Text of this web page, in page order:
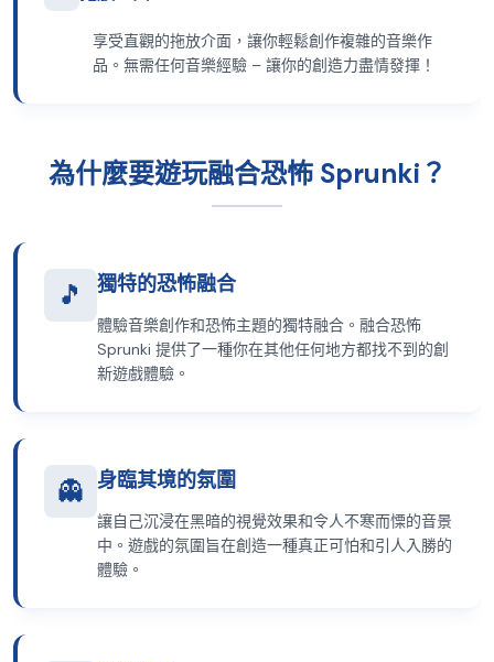
享受直觀的拖放介面，讓你輕鬆創作複雜的音樂作
品。無需任何音樂經驗 – 讓你的創造力盡情發揮！
為什麼要遊玩融合恐怖 Sprunki？
🎵 獨特的恐怖融合
體驗音樂創作和恐怖主題的獨特融合。融合恐怖
Sprunki 提供了一種你在其他任何地方都找不到的創
新遊戲體驗。
👻 身臨其境的氛圍
讓自己沉浸在黑暗的視覺效果和令人不寒而慄的音景
中。遊戲的氛圍旨在創造一種真正可怕和引人入勝的
體驗。